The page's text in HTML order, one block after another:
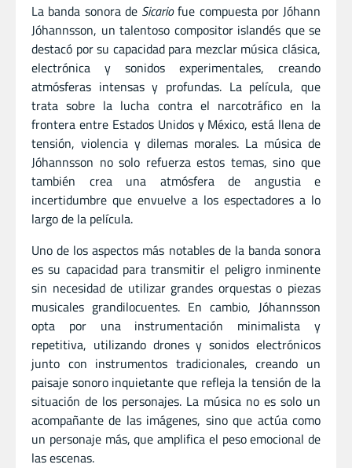
La banda sonora de Sicariofue compuesta por Jóhann
Jóhannsson, un talentoso compositor islandés que se
destacó por su capacidad para mezclar música clásica,
electrónica y sonidos experimentales, creando
atmósferas intensas y profundas. La película, que
trata sobre la lucha contra el narcotráfico en la
frontera entre Estados Unidos y México, está llena de
tensión, violencia y dilemas morales. La música de
Jóhannsson no solo refuerza estos temas, sino que
también crea una atmósfera de angustia e
incertidumbre que envuelve a los espectadores a lo
largo de la película.
Uno de los aspectos más notables de la banda sonora
es su capacidad para transmitir el peligro inminente
sin necesidad de utilizar grandes orquestas o piezas
musicales grandilocuentes. En cambio, Jóhannsson
opta por una instrumentación minimalista y
repetitiva, utilizando drones y sonidos electrónicos
junto con instrumentos tradicionales, creando un
paisaje sonoro inquietante que refleja la tensión de la
situación de los personajes. La música no es solo un
acompañante de las imágenes, sino que actúa como
un personaje más, que amplifica el peso emocional de
las escenas.